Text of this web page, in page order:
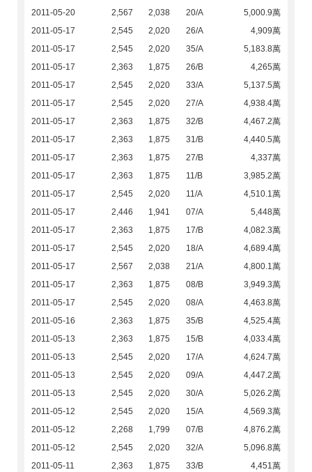
2011-05-20
2,567 2,038 20/A
5,000.9萬
2011-05-17
2,545 2,020 26/A
4,909萬
2011-05-17
2,545 2,020 35/A
5,183.8萬
2011-05-17
2,363 1,875 26/B
4,265萬
2011-05-17
2,545 2,020 33/A
5,137.5萬
2011-05-17
2,545 2,020 27/A
4,938.4萬
2011-05-17
2,363 1,875 32/B
4,467.2萬
2011-05-17
2,363 1,875 31/B
4,440.5萬
2011-05-17
2,363 1,875 27/B
4,337萬
2011-05-17
2,363 1,875 11/B
3,985.2萬
2011-05-17
2,545 2,020 11/A
4,510.1萬
2011-05-17
2,446 1,941 07/A
5,448萬
2011-05-17
2,363 1,875 17/B
4,082.3萬
2011-05-17
2,545 2,020 18/A
4,689.4萬
2011-05-17
2,567 2,038 21/A
4,800.1萬
2011-05-17
2,363 1,875 08/B
3,949.3萬
2011-05-17
2,545 2,020 08/A
4,463.8萬
2011-05-16
2,363 1,875 35/B
4,525.4萬
2011-05-13
2,363 1,875 15/B
4,033.4萬
2011-05-13
2,545 2,020 17/A
4,624.7萬
2011-05-13
2,545 2,020 09/A
4,447.2萬
2011-05-13
2,545 2,020 30/A
5,026.2萬
2011-05-12
2,545 2,020 15/A
4,569.3萬
2011-05-12
2,268 1,799 07/B
4,876.2萬
2011-05-12
2,545 2,020 32/A
5,096.8萬
2011-05-11
2,363 1,875 33/B
4,451萬